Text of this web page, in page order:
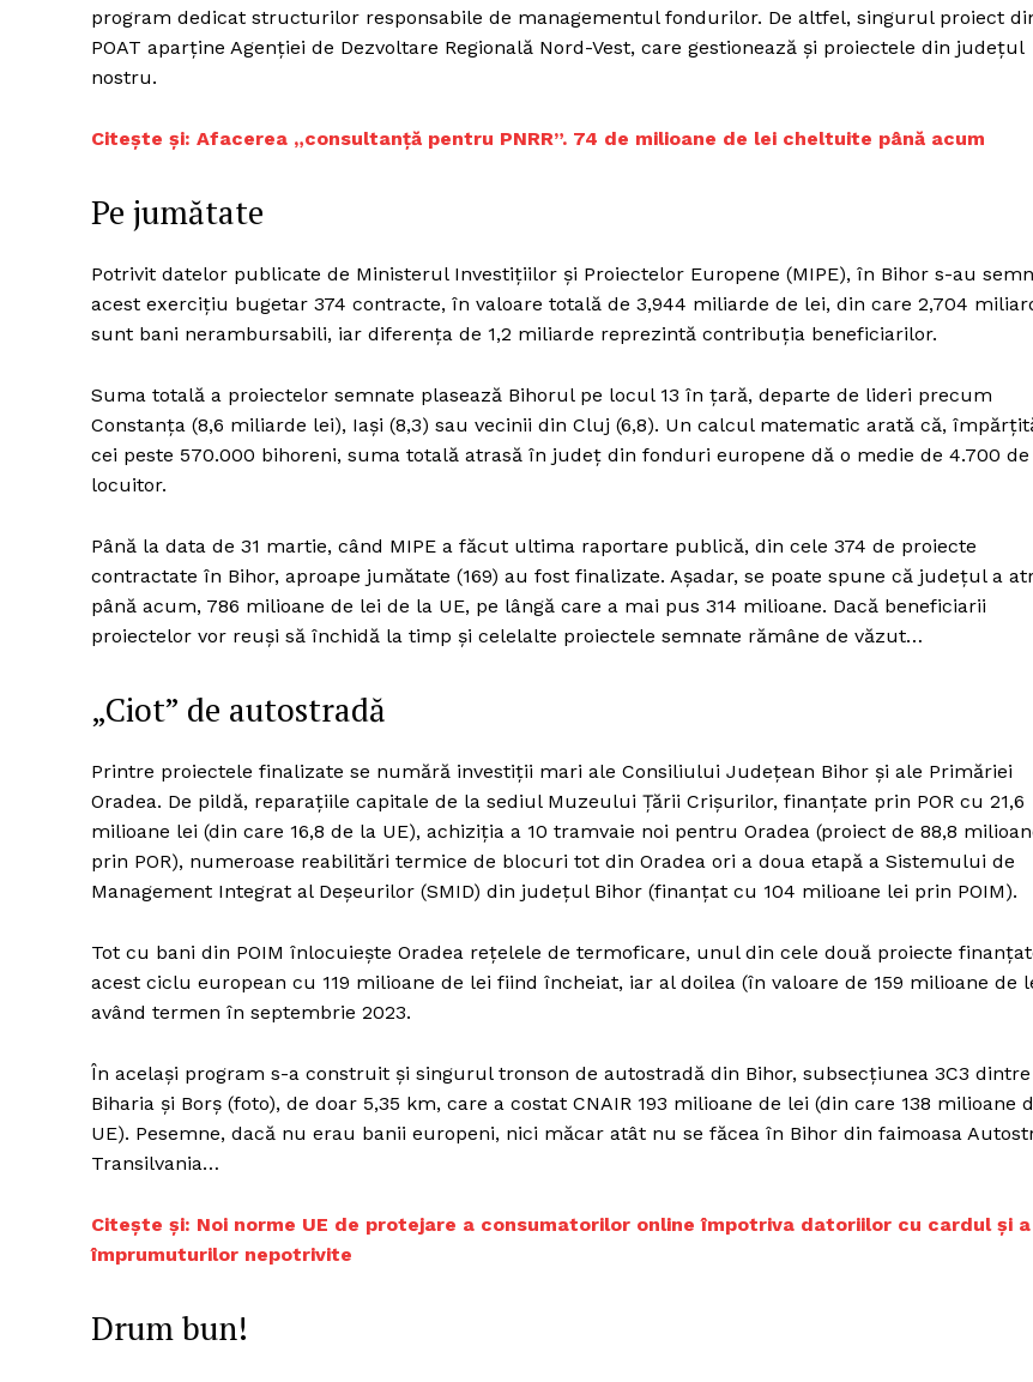
program dedicat structurilor responsabile de managementul fondurilor. De altfel, singurul proiect
POAT aparține Agenției de Dezvoltare Regională Nord-Vest, care gestionează și proiectele din județul
nostru.
Citește și: Afacerea „consultanță pentru PNRR”. 74 de milioane de lei cheltuite până acum
Pe jumătate
Potrivit datelor publicate de Ministerul Investițiilor și Proiectelor Europene (MIPE), în Bihor s-au
acest exercițiu bugetar 374 contracte, în valoare totală de 3,944 miliarde de lei, din care 2,704
sunt bani nerambursabili, iar diferența de 1,2 miliarde reprezintă contribuția beneficiarilor.
Suma totală a proiectelor semnate plasează Bihorul pe locul 13 în țară, departe de lideri precum
Constanța (8,6 miliarde lei), Iași (8,3) sau vecinii din Cluj (6,8). Un calcul matematic arată că,
cei peste 570.000 bihoreni, suma totală atrasă în județ din fonduri europene dă o medie de 4.700 de
locuitor.
Până la data de 31 martie, când MIPE a făcut ultima raportare publică, din cele 374 de proiecte
contractate în Bihor, aproape jumătate (169) au fost finalizate. Așadar, se poate spune că județul a
până acum, 786 milioane de lei de la UE, pe lângă care a mai pus 314 milioane. Dacă beneficiarii
proiectelor vor reuși să închidă la timp și celelalte proiectele semnate rămâne de văzut…
„Ciot” de autostradă
Printre proiectele finalizate se numără investiții mari ale Consiliului Județean Bihor și ale Primăriei
Oradea. De pildă, reparațiile capitale de la sediul Muzeului Țării Crișurilor, finanțate prin POR cu 21,6
milioane lei (din care 16,8 de la UE), achiziția a 10 tramvaie noi pentru Oradea (proiect de 88,8
prin POR), numeroase reabilitări termice de blocuri tot din Oradea ori a doua etapă a Sistemului de
Management Integrat al Deșeurilor (SMID) din județul Bihor (finanțat cu 104 milioane lei prin POIM).
Tot cu bani din POIM înlocuiește Oradea rețelele de termoficare, unul din cele două proiecte
acest ciclu european cu 119 milioane de lei fiind încheiat, iar al doilea (în valoare de 159 milioane de
având termen în septembrie 2023.
În același program s-a construit și singurul tronson de autostradă din Bihor, subsecțiunea 3C3 dintre
Biharia și Borș (foto), de doar 5,35 km, care a costat CNAIR 193 milioane de lei (din care 138 milioane
UE). Pesemne, dacă nu erau banii europeni, nici măcar atât nu se făcea în Bihor din faimoasa
Transilvania…
Citește și: Noi norme UE de protejare a consumatorilor online împotriva datoriilor cu cardul și a
împrumuturilor nepotrivite
Drum bun!